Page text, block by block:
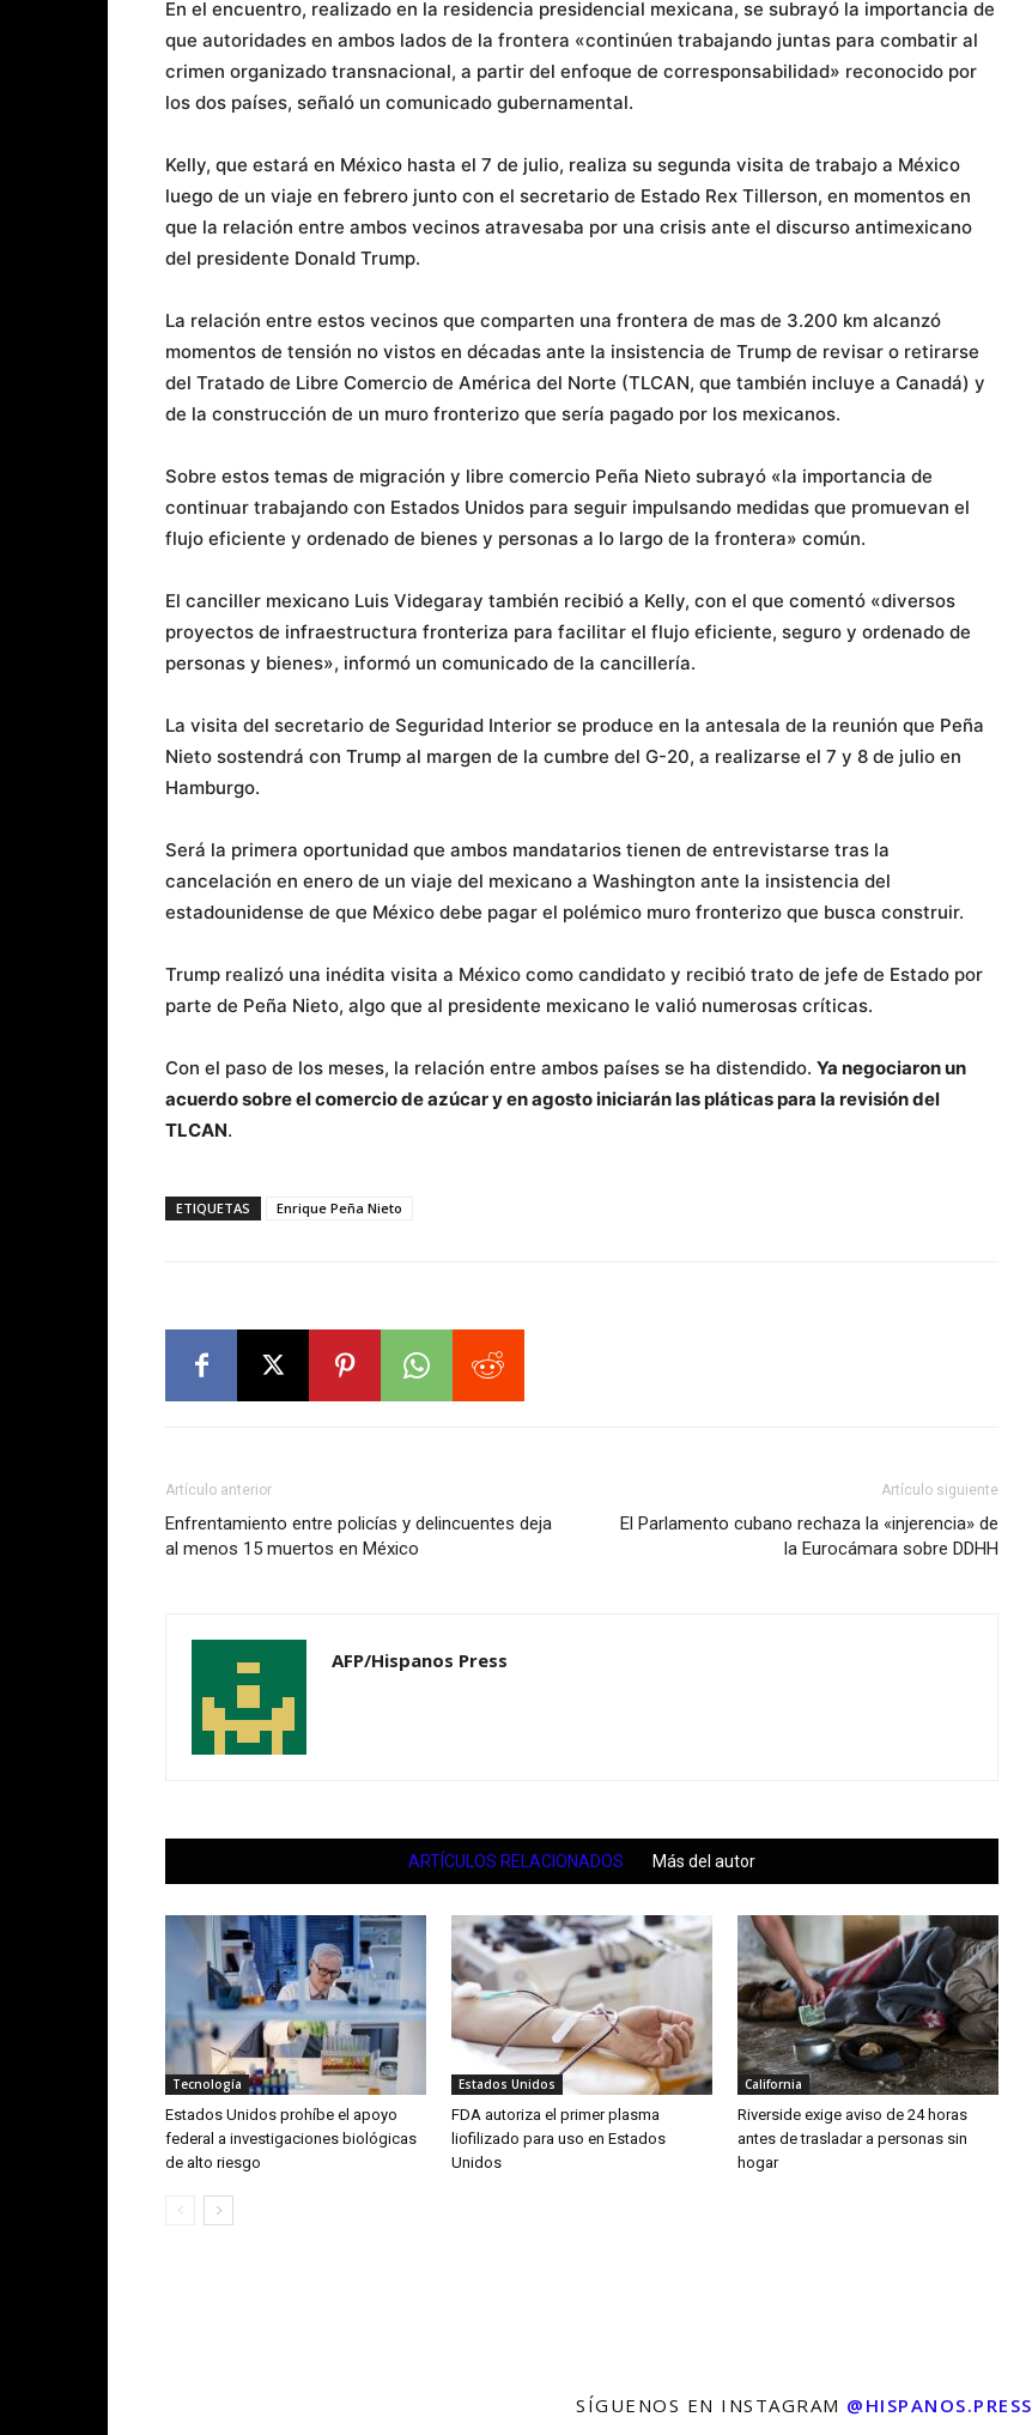
En el encuentro, realizado en la residencia presidencial mexicana, se subrayó la importancia de
que autoridades en ambos lados de la frontera «continúen trabajando juntas para combatir al
crimen organizado transnacional, a partir del enfoque de corresponsabilidad» reconocido por
los dos países, señaló un comunicado gubernamental.
Kelly, que estará en México hasta el 7 de julio, realiza su segunda visita de trabajo a México
luego de un viaje en febrero junto con el secretario de Estado Rex Tillerson, en momentos en
que la relación entre ambos vecinos atravesaba por una crisis ante el discurso antimexicano
del presidente Donald Trump.
La relación entre estos vecinos que comparten una frontera de mas de 3.200 km alcanzó
momentos de tensión no vistos en décadas ante la insistencia de Trump de revisar o retirarse
del Tratado de Libre Comercio de América del Norte (TLCAN, que también incluye a Canadá) y
de la construcción de un muro fronterizo que sería pagado por los mexicanos.
Sobre estos temas de migración y libre comercio Peña Nieto subrayó «la importancia de
continuar trabajando con Estados Unidos para seguir impulsando medidas que promuevan el
flujo eficiente y ordenado de bienes y personas a lo largo de la frontera» común.
El canciller mexicano Luis Videgaray también recibió a Kelly, con el que comentó «diversos
proyectos de infraestructura fronteriza para facilitar el flujo eficiente, seguro y ordenado de
personas y bienes», informó un comunicado de la cancillería.
La visita del secretario de Seguridad Interior se produce en la antesala de la reunión que Peña
Nieto sostendrá con Trump al margen de la cumbre del G-20, a realizarse el 7 y 8 de julio en
Hamburgo.
Será la primera oportunidad que ambos mandatarios tienen de entrevistarse tras la
cancelación en enero de un viaje del mexicano a Washington ante la insistencia del
estadounidense de que México debe pagar el polémico muro fronterizo que busca construir.
Trump realizó una inédita visita a México como candidato y recibió trato de jefe de Estado por
parte de Peña Nieto, algo que al presidente mexicano le valió numerosas críticas.
Con el paso de los meses, la relación entre ambos países se ha distendido. Ya negociaron un
acuerdo sobre el comercio de azúcar y en agosto iniciarán las pláticas para la revisión del
TLCAN.
ETIQUETAS Enrique Peña Nieto
Artículo anterior
Enfrentamiento entre policías y delincuentes deja
al menos 15 muertos en México
Artículo siguiente
El Parlamento cubano rechaza la «injerencia» de
la Eurocámara sobre DDHH
AFP/Hispanos Press
ARTÍCULOS RELACIONADOS Más del autor
Tecnología
Estados Unidos prohíbe el apoyo
federal a investigaciones biológicas
de alto riesgo
Estados Unidos
FDA autoriza el primer plasma
liofilizado para uso en Estados
Unidos
California
Riverside exige aviso de 24 horas
antes de trasladar a personas sin
hogar
SÍGUENOS EN INSTAGRAM @HISPANOS.PRESS